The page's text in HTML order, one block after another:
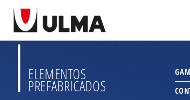
ELEMENTOS
PREFABRICADOS